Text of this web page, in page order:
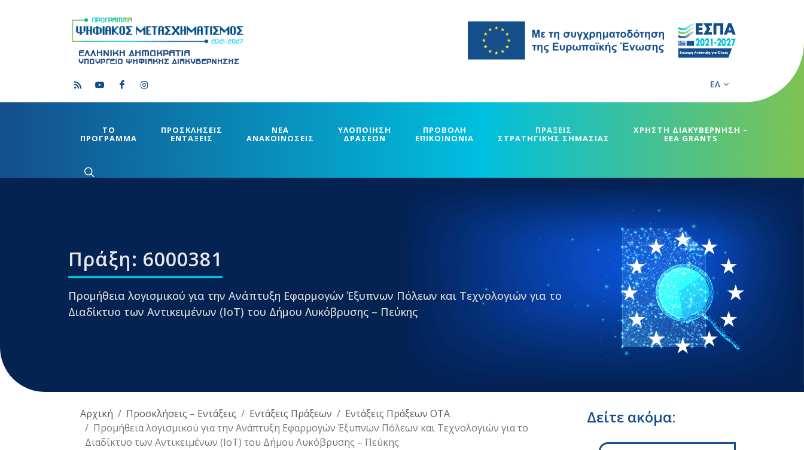
ΕΛ
ΤΟ
ΠΡΟΓΡΑΜΜΑ
ΠΡΟΣΚΛΗΣΕΙΣ
ΕΝΤΑΞΕΙΣ
ΝΕΑ
ΑΝΑΚΟΙΝΩΣΕΙΣ
ΥΛΟΠΟΙΗΣΗ
ΔΡΑΣΕΩΝ
ΠΡΟΒΟΛΗ
ΕΠΙΚΟΙΝΩΝΙΑ
ΠΡΑΞΕΙΣ
ΣΤΡΑΤΗΓΙΚΗΣ ΣΗΜΑΣΙΑΣ
ΧΡΗΣΤΗ ΔΙΑΚΥΒΕΡΝΗΣΗ –
EEA GRANTS
Πράξη: 6000381
Προμήθεια λογισμικού για την Ανάπτυξη Εφαρμογών Έξυπνων Πόλεων και Τεχνολογιών για το
Διαδίκτυο των Αντικειμένων (IoT) του Δήμου Λυκόβρυσης – Πεύκης
Αρχική Προσκλήσεις – Εντάξεις Εντάξεις Πράξεων
Εντάξεις Πράξεων ΟΤΑ
Προμήθεια λογισμικού για την Ανάπτυξη Εφαρμογών Έξυπνων Πόλεων και Τεχνολογιών για το
Διαδίκτυο των Αντικειμένων (IoT) του Δήμου Λυκόβρυσης – Πεύκης
Δείτε ακόμα: